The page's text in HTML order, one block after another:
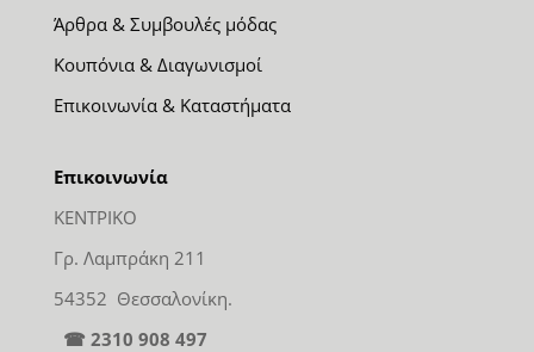
Άρθρα & Συμβουλές μόδας
Κουπόνια & Διαγωνισμοί
Επικοινωνία & Καταστήματα
Επικοινωνία
ΚΕΝΤΡΙΚΟ
Γρ. Λαμπράκη 211
54352 Θεσσαλονίκη.
☎ 2310 908 497